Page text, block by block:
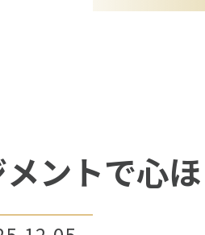
ントで心